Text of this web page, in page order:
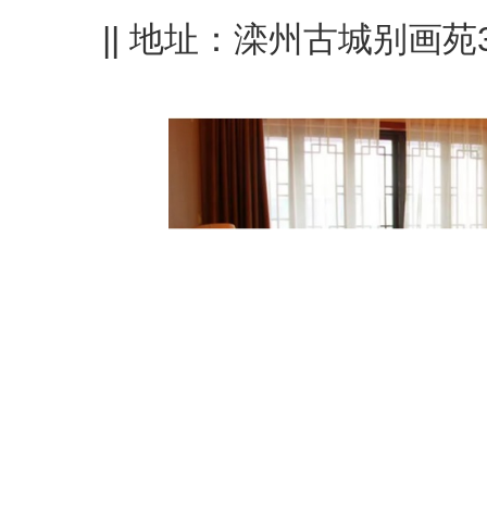
|| 地址：滦州古城别画苑